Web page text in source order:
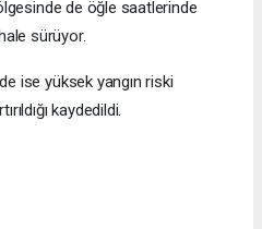
de öğle saatlerinde
sürüyor.
ise yüksek yangın riski
kaydedildi.